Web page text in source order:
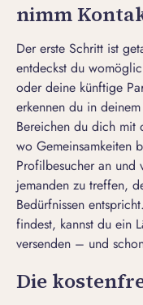
nimm
Der erste Schritt ist
entdeckst du
oder deine künftige
erkennen du in
Bereichen du dich mit
wo Gemeinsamkeiten
Profilbesucher an und
jemanden zu treffen,
Bedürfnissen
findest, kannst du ein
versenden – und
Die